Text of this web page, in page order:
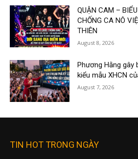
QUẬN CAM –
CHỐNG CA NÔ
THIÊN
August 8, 2026
Phương Hằng gây
kiểu mẫu XHCN
August 7, 2026
TIN HOT TRONG NGÀY